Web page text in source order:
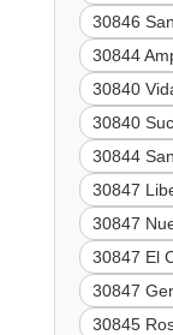
30846
30844
30840
30840
30844
30847
30847
30847 El
30847
30845